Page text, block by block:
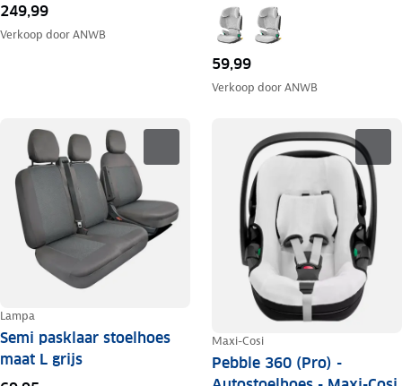
249,99
Verkoop doorANWB
59,99
Verkoop doorANWB
Lampa
Semi pasklaar stoelhoes
maat L grijs
Maxi-Cosi
Pebble 360 (Pro) -